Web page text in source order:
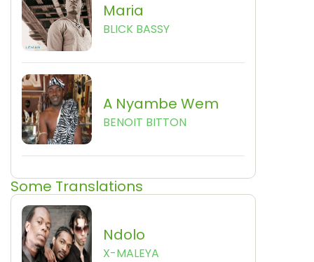
Maria
BLICK BASSY
A Nyambe Wem
BENOIT BITTON
Some Translations
Ndolo
X-MALEYA